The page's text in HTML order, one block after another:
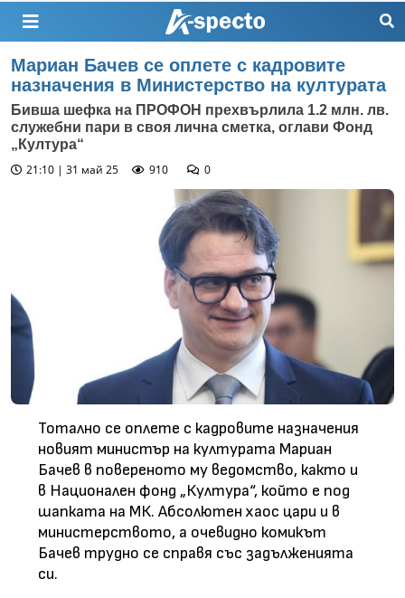
Мариан Бачев се оплете с кадровите
назначения в Министерство на културата
Бивша шефка на ПРОФОН прехвърлила 1.2 млн. лв.
служебни пари в своя лична сметка, оглави Фонд
„Култура“
21:10 | 31 май 25
910 0
Тотално се оплете с кадровите назначения
новият министър на културата Мариан
Бачев в повереното му ведомство, както и
в Национален фонд „Култура“, който е под
шапката на МК. Абсолютен хаос цари и в
министерството, а очевидно комикът
Бачев трудно се справя със задълженията
си.